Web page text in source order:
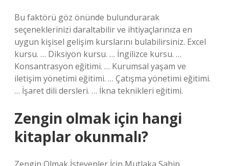
Bu faktörü göz önünde bulundurarak
seçeneklerinizi daraltabilir ve ihtiyaçlarınıza en
uygun kişisel gelişim kurslarını bulabilirsiniz. Excel
kursu. … Diksiyon kursu. … İngilizce kursu. …
Konsantrasyon eğitimi. … Kurumsal yaşam ve
iletişim yönetimi eğitimi. … Çatışma yönetimi eğitimi.
… İşaret dili dersleri. … İkna teknikleri eğitimi.
Zengin olmak için hangi
kitaplar okunmalı?